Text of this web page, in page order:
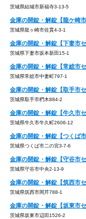
茨城県結城市新福寺3-13-5
金庫の開錠・解錠【龍ケ崎
茨城県龍ヶ崎市佐貫4-3-1
金庫の開錠・解錠【下妻市
茨城県下妻市坂本新田15-1
金庫の開錠・解錠【常総市
茨城県常総市中妻町797-1
金庫の開錠・解錠【取手市
茨城県取手市椚木884-2
金庫の開錠・解錠【牛久市
茨城県牛久市牛久町2606-12
金庫の開錠・解錠【つくば
茨城県つくば市二の宮3-7-6
金庫の開錠・解錠【守谷市
茨城県守谷市中央2-13-9
金庫の開錠・解錠【筑西市
茨城県筑西市岡芹788-1
金庫の開錠・解錠【坂東市
茨城県坂東市辺田1526-2